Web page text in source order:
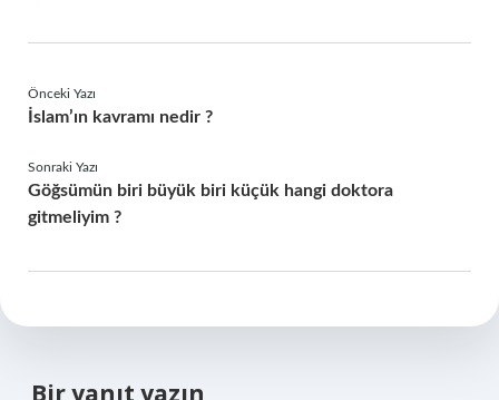
Önceki Yazı
İslam’ın kavramı nedir ?
Sonraki Yazı
Göğsümün biri büyük biri küçük hangi doktora
gitmeliyim ?
Bir yanıt yazın